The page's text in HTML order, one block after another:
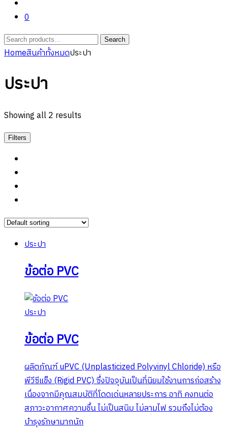
0
Search
for:
Search
Homeสินค้าทั้งหมดประปา
ประปา
Showing all 2 results
Filters
ประปา
ข้อต่อ PVC
ประปา
ข้อต่อ PVC
ผลิตภัณฑ์ uPVC (Unplasticized Polyvinyl Chloride) หรือ
พีวีซีแข็ง (Rigid PVC) ซึ่งปัจจุบันเป็นที่นิยมใช้งานการก่อสร้าง
เนื่องจากมีคุณสมบัติที่โดดเด่นหลายประการ อาทิ คงทนต่อ
สภาวะอากาศความชื้น ไม่เป็นสนิม ไม่ลามไฟ รวมถึงไม่ต้อง
บำรุงรักษามากนัก